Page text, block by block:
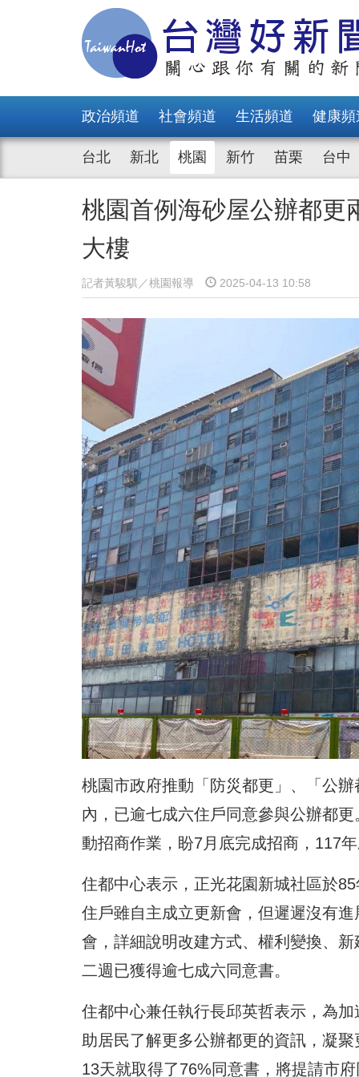
政治頻道 社會頻道 生活頻道 健康頻
台北 新北 桃園 新竹 苗栗 台中
桃園首例海砂屋公辦都
大樓
記者黃駿騏／桃園報導 2025-04-13 10:58
桃園市政府推動「防災都更」、「公
內，已逾七成六住戶同意參與公辦都
動招商作業，盼7月底完成招商，117
住都中心表示，正光花園新城社區於
住戶雖自主成立更新會，但遲遲沒有
會，詳細說明改建方式、權利變換、
二週已獲得逾七成六同意書。
住都中心兼任執行長邱英哲表示，為
助居民了解更多公辦都更的資訊，凝
13天就取得了76%同意書，將提請市